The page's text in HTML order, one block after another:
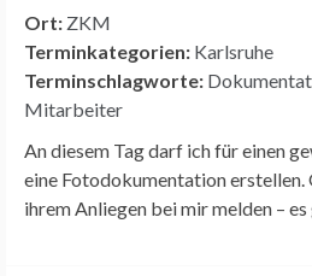
Ort: ZKM
Terminkategorien: Karlsruhe
Terminschlagworte:
Mitarbeiter
An diesem Tag darf ich für einen
eine Fotodokumentation erstellen.
ihrem Anliegen bei mir melden –